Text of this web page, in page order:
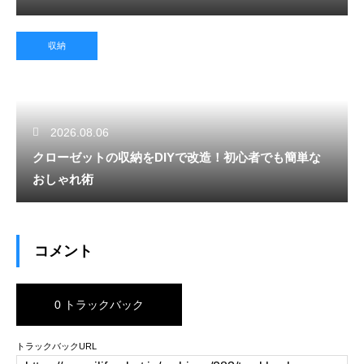
収納
2026.08.06
クローゼットの収納をDIYで改造！初心者でも簡単な
おしゃれ術
コメント
0 トラックバック
トラックバックURL